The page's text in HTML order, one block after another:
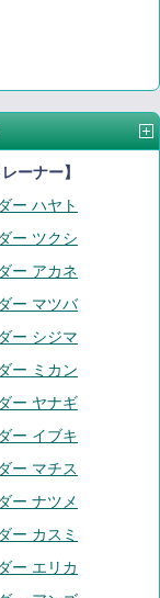
ーナー】
ー ハヤト
ー ツクシ
ー アカネ
ー マツバ
ー シジマ
ー ミカン
ー ヤナギ
ー イブキ
ー マチス
ー ナツメ
ー カスミ
ー エリカ